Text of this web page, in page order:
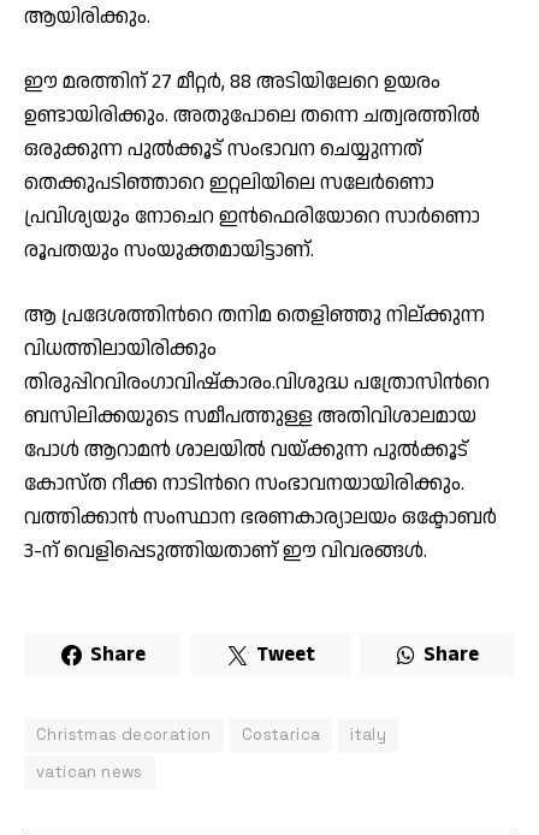
ആയിരിക്കും.
ഈ മരത്തിന് 27 മീറ്റർ, 88 അടിയിലേറെ ഉയരം
ഉണ്ടായിരിക്കും. അതുപോലെ തന്നെ ചത്വരത്തിൽ
ഒരുക്കുന്ന പുൽക്കൂട് സംഭാവന ചെയ്യുന്നത്
തെക്കുപടിഞ്ഞാറെ ഇറ്റലിയിലെ സലേർണൊ
പ്രവിശ്യയും നോചെറ ഇൻഫെരിയോറെ സാർണൊ
രൂപതയും സംയുക്തമായിട്ടാണ്.
ആ പ്രദേശത്തിൻറെ തനിമ തെളിഞ്ഞു നില്ക്കുന്ന
വിധത്തിലായിരിക്കും
തിരുപ്പിറവിരംഗാവിഷ്കാരം.വിശുദ്ധ പത്രോസിൻറെ
ബസിലിക്കയുടെ സമീപത്തുള്ള അതിവിശാലമായ
പോൾ ആറാമൻ ശാലയിൽ വയ്ക്കുന്ന പുൽക്കൂട്
കോസ്ത റീക്ക നാടിൻറെ സംഭാവനയായിരിക്കും.
വത്തിക്കാൻ സംസ്ഥാന ഭരണകാര്യാലയം ഒക്ടോബർ
3-ന് വെളിപ്പെടുത്തിയതാണ് ഈ വിവരങ്ങൾ.
Share Tweet Share
Christmas decoration Costarica
italy
vatican news